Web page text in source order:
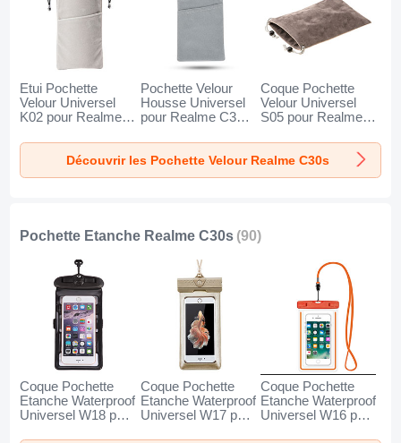
Etui Pochette
Velour Universel
K02 pour Realme
Pochette Velour
Housse Universel
pour Realme C30s
Coque Pochette
Velour Universel
S05 pour Realme
Découvrir les Pochette Velour Realme C30s
Pochette Etanche Realme C30s (90)
Coque Pochette
Etanche Waterproof
Universel W18 pour
Coque Pochette
Etanche Waterproof
Universel W17 pour
Coque Pochette
Etanche Waterproof
Universel W16 pour